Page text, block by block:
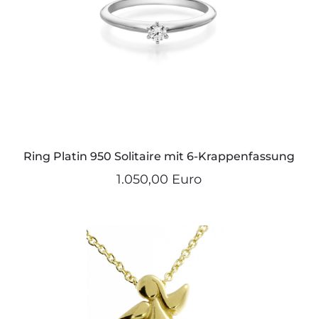
Ring Platin 950 Solitaire mit 6-Krappenfassung
1.050,00 Euro